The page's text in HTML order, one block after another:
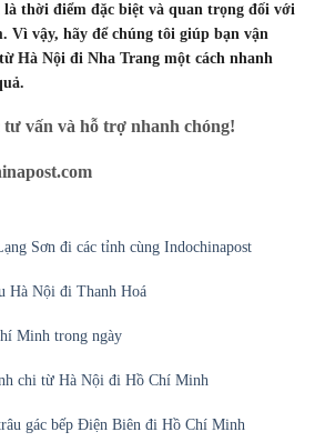
thời điểm đặc biệt và quan trọng đối với
Vì vậy, hãy để chúng tôi giúp bạn vận
Hà Nội đi Nha Trang một cách nhanh
vấn và hỗ trợ nhanh chóng!
Sơn đi các tỉnh cùng Indochinapost
Hà Nội đi Thanh Hoá
Minh trong ngày
chi từ Hà Nội đi Hồ Chí Minh
gác bếp Điện Biên đi Hồ Chí Minh